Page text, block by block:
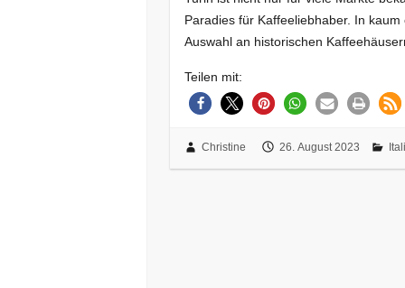
Paradies für Kaffeeliebhaber. In
Auswahl an historischen
Teilen mit:
Christine 26. August 2023